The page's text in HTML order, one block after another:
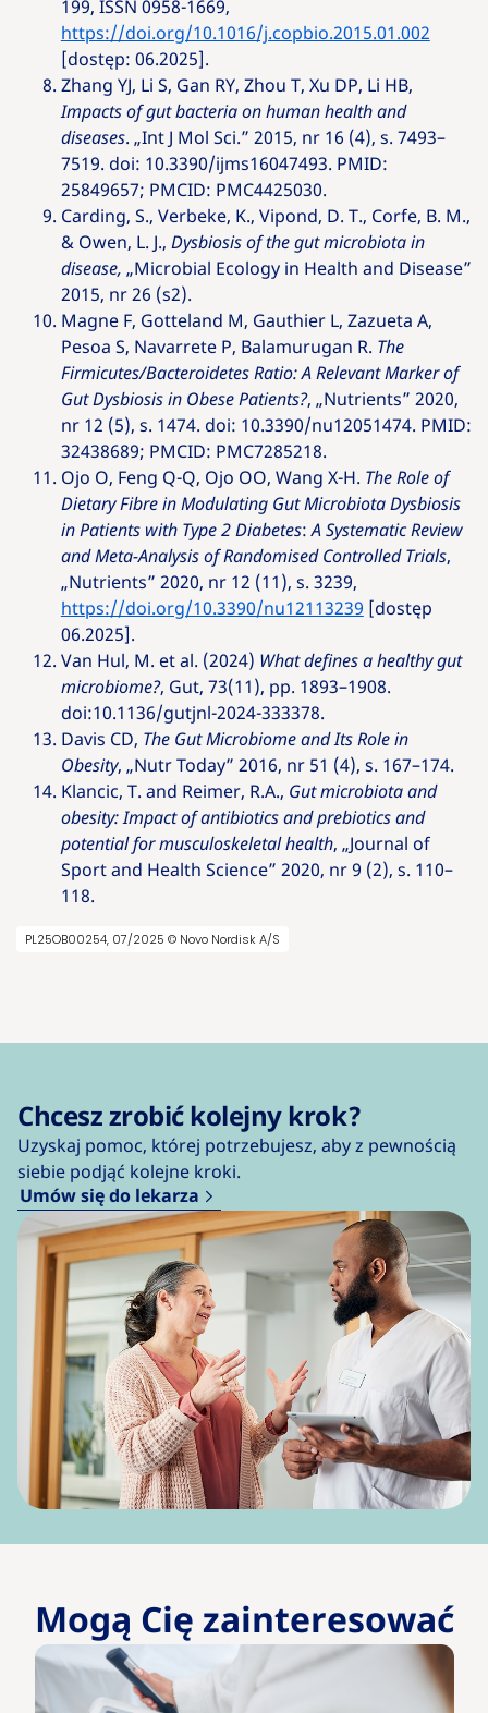
199, ISSN 0958-1669,
https://doi.org/10.1016/j.copbio.2015.01.002
[dostęp: 06.2025].
Zhang YJ, Li S, Gan RY, Zhou T, Xu DP, Li HB,
Impacts of gut bacteria on human health and
diseases. „Int J Mol Sci.” 2015, nr 16 (4), s. 7493–
7519. doi: 10.3390/ijms16047493. PMID:
25849657; PMCID: PMC4425030.
Carding, S., Verbeke, K., Vipond, D. T., Corfe, B. M.,
& Owen, L. J., Dysbiosis of the gut microbiota in
disease, „Microbial Ecology in Health and Disease”
2015, nr 26 (s2).
Magne F, Gotteland M, Gauthier L, Zazueta A,
Pesoa S, Navarrete P, Balamurugan R. The
Firmicutes/Bacteroidetes Ratio: A Relevant Marker of
Gut Dysbiosis in Obese Patients?, „Nutrients” 2020,
nr 12 (5), s. 1474. doi: 10.3390/nu12051474. PMID:
32438689; PMCID: PMC7285218.
Ojo O, Feng Q-Q, Ojo OO, Wang X-H. The Role of
Dietary Fibre in Modulating Gut Microbiota Dysbiosis
in Patients with Type 2 Diabetes:A Systematic Review
and Meta-Analysis of Randomised Controlled Trials,
„Nutrients” 2020, nr 12 (11), s. 3239,
https://doi.org/10.3390/nu12113239 [dostęp
06.2025].
Van Hul, M. et al. (2024) What defines a healthy gut
microbiome?, Gut, 73(11), pp. 1893–1908.
doi:10.1136/gutjnl-2024-333378.
Davis CD, The Gut Microbiome and Its Role in
Obesity, „Nutr Today” 2016, nr 51 (4), s. 167–174.
Klancic, T. and Reimer, R.A., Gut microbiota and
obesity: Impact of antibiotics and prebiotics and
potential for musculoskeletal health, „Journal of
Sport and Health Science” 2020, nr 9 (2), s. 110–
118.
PL25OB00254, 07/2025 © Novo Nordisk A/S
Chcesz zrobić kolejny krok?
Uzyskaj pomoc, której potrzebujesz, aby z pewnością
siebie podjąć kolejne kroki.
Umów się do lekarza
Mogą Cię zainteresować